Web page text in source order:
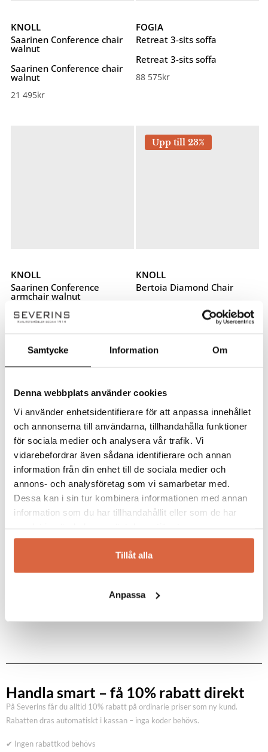
Samtycke Information Om
Denna webbplats använder cookies
Vi använder enhetsidentifierare för att anpassa innehållet
och annonserna till användarna, tillhandahålla funktioner
för sociala medier och analysera vår trafik. Vi
vidarebefordrar även sådana identifierare och annan
information från din enhet till de sociala medier och
annons- och analysföretag som vi samarbetar med.
Dessa kan i sin tur kombinera informationen med annan
information som du har tillhandahållit eller som de har
Tillåt alla
Anpassa
KNOLL
Saarinen Conference chair
walnut
Saarinen Conference chair
walnut
21 495kr
FOGIA
Retreat 3-sits soffa
Retreat 3-sits soffa
88 575kr
KNOLL
Saarinen Conference
armchair walnut
Saarinen Conference
armchair walnut
Upp till 23%
KNOLL
Bertoia Diamond Chair
Bertoia Diamond Chair
Rest 3-sits soffa
37 995kr
Handla smart – få 10% rabatt direkt
På Severins får du alltid 10% rabatt på ordinarie priser som ny kund.
Rabatten dras automatiskt i kassan – inga koder behövs.
✔ Ingen rabattkod behövs